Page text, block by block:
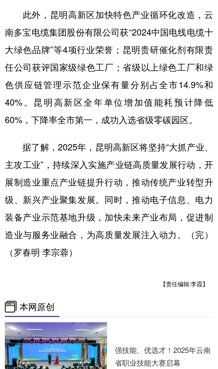
此外，昆明高新区加快特色产业循环化改造，云
南多宝电缆集团股份有限公司获“2024中国电线电缆十
大绿色品牌”等4项行业荣誉；昆明贵研催化剂有限责
任公司获评国家级绿色工厂；省级以上绿色工厂和绿
色供应链管理示范企业保有量分别占全市14.9%和
40%。昆明高新区全年单位增加值能耗预计降低
60%，下降率全市第一，成功入选省级零碳园区。
据了解，2025年，昆明高新区将坚持“大抓产业、
主攻工业”，持续深入实施产业链高质量发展行动，开
展制造业重点产业链提升行动，推动传统产业转型升
级、新兴产业聚集发展。同时，推动电子信息、电力
装备产业示范基地升级，加快未来产业布局，促进制
造业与服务业融合，为高质量发展注入动力。（完）
（罗春明 李宗蓉）
【责任编辑:李霞】
本网原创
强技能、优选才！2025年云南
省职业技能大赛启幕